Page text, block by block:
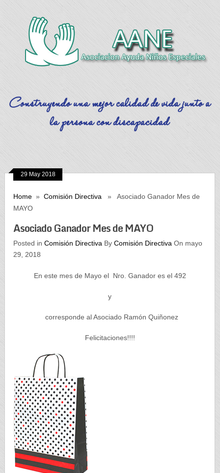
29 May 2018
Home »Comisión Directiva » Asociado Ganador Mes de
MAYO
Asociado Ganador Mes de MAYO
Posted inComisión Directiva ByComisión Directiva On mayo
29, 2018
En este mes de Mayo el Nro. Ganador es el 492
y
corresponde al Asociado Ramón Quiñonez
Felicitaciones!!!!